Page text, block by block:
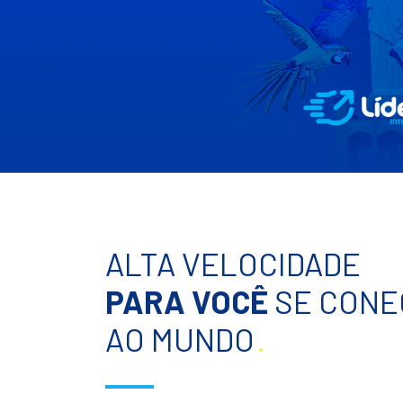
ALTA VELOCIDADE
PARA VOCÊ SE
AO MUNDO.